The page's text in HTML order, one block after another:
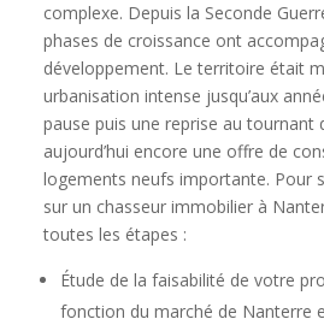
complexe. Depuis la Seconde
phases de croissance ont
développement. Le territoire était
urbanisation intense jusqu’aux
pause puis une reprise au tournant
aujourd’hui encore une offre de
logements neufs importante. Pour
sur un chasseur immobilier à
toutes les étapes :
Étude de la faisabilité de votre
fonction du marché de Nanterre